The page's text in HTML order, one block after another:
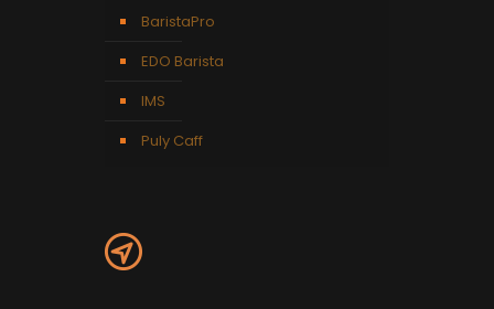
BaristaPro
EDO Barista
IMS
Puly Caff